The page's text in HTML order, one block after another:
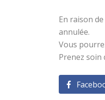
En raison
annulée.
Vous
Prenez soin